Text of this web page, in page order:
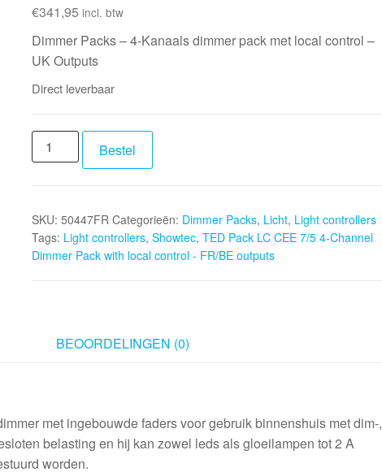
€341,95 incl. btw
Dimmer Packs – 4-Kanaals dimmer pack met local control –
UK Outputs
Direct leverbaar
SHOWTEC
TED
CEE
7/5
4-
FR/BE
outputs
aantal
Bestel
SKU: 50447FR Categorieën: Dimmer Packs, Licht, Light controllers
Tags: Light controllers, Showtec, TED Pack LC CEE 7/5 4-Channel
Dimmer Pack with local control - FR/BE outputs
BEOORDELINGEN (0)
met ingebouwde faders voor gebruik binnenshuis met dim-,
belasting en hij kan zowel leds als gloeilampen tot 2 A
worden.